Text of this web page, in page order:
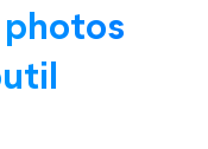
photos